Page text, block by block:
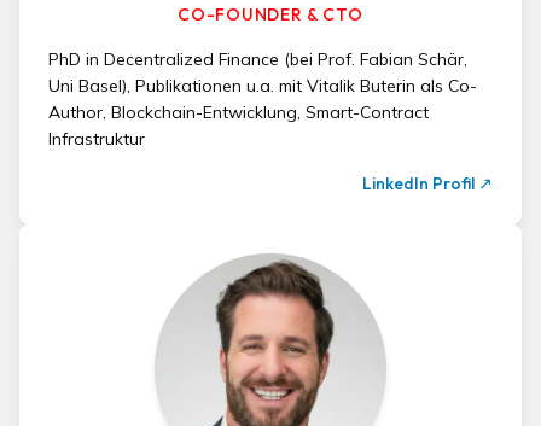
CO-FOUNDER & CTO
PhD in Decentralized Finance (bei Prof. Fabian Schär,
Uni Basel), Publikationen u.a. mit Vitalik Buterin als Co-
Author, Blockchain-Entwicklung, Smart-Contract
Infrastruktur
LinkedIn Profil ↗